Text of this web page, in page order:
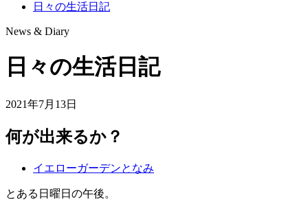
日々の生活日記
News & Diary
日々の生活日記
2021年7月13日
何が出来るか？
イエローガーデンとなみ
とある日曜日の午後。